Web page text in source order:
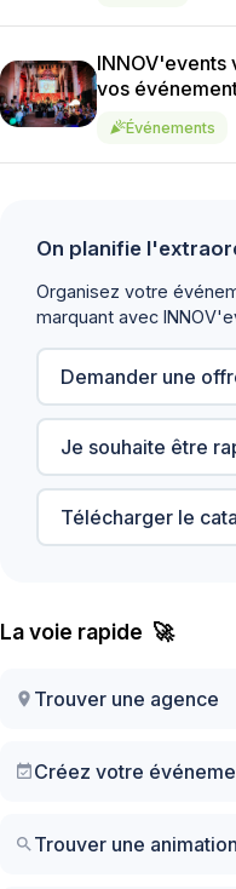
INNOV'events
vos
celebrationÉvénements
On planifie
Organisez votre
marquant avec
Demander une
Je souhaite être
Télécharger le
La voie rapide 🚀
location_on Trouver une agence
event_availableCréez votre
search Trouver une animation